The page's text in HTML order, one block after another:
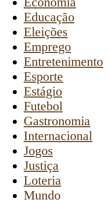
Educação
Eleições
Emprego
Entretenimento
Esporte
Estágio
Futebol
Gastronomia
Internacional
Jogos
Justiça
Loteria
Mundo